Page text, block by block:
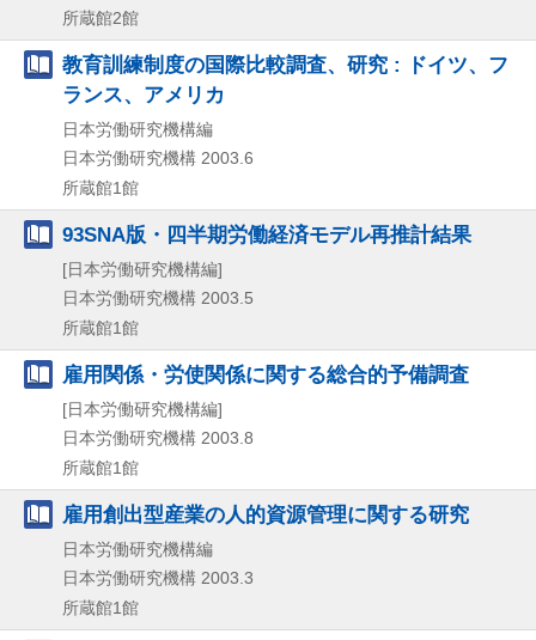
所蔵館2館
教育訓練制度の国際比較調査、研究 : ドイツ、フ
ランス、アメリカ
日本労働研究機構編
日本労働研究機構 2003.6
所蔵館1館
93SNA版・四半期労働経済モデル再推計結果
[日本労働研究機構編]
日本労働研究機構 2003.5
所蔵館1館
雇用関係・労使関係に関する総合的予備調査
[日本労働研究機構編]
日本労働研究機構 2003.8
所蔵館1館
雇用創出型産業の人的資源管理に関する研究
日本労働研究機構編
日本労働研究機構 2003.3
所蔵館1館